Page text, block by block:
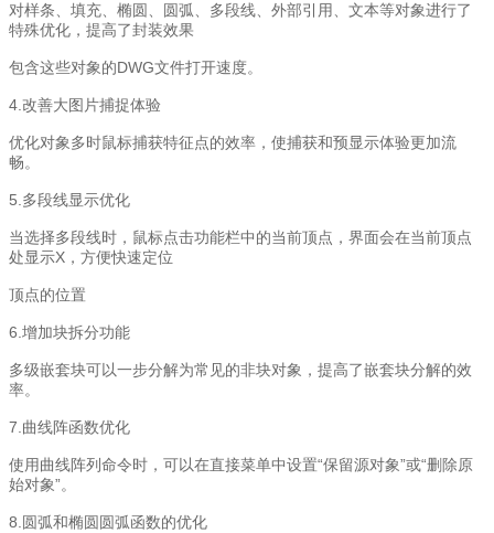
对样条、填充、椭圆、圆弧、多段线、外部引用、文本等对象进行了
特殊优化，提高了封装效果
包含这些对象的DWG文件打开速度。
4.改善大图片捕捉体验
优化对象多时鼠标捕获特征点的效率，使捕获和预显示体验更加流
畅。
5.多段线显示优化
当选择多段线时，鼠标点击功能栏中的当前顶点，界面会在当前顶点
处显示X，方便快速定位
顶点的位置
6.增加块拆分功能
多级嵌套块可以一步分解为常见的非块对象，提高了嵌套块分解的效
率。
7.曲线阵函数优化
使用曲线阵列命令时，可以在直接菜单中设置“保留源对象”或“删除原
始对象”。
8.圆弧和椭圆圆弧函数的优化